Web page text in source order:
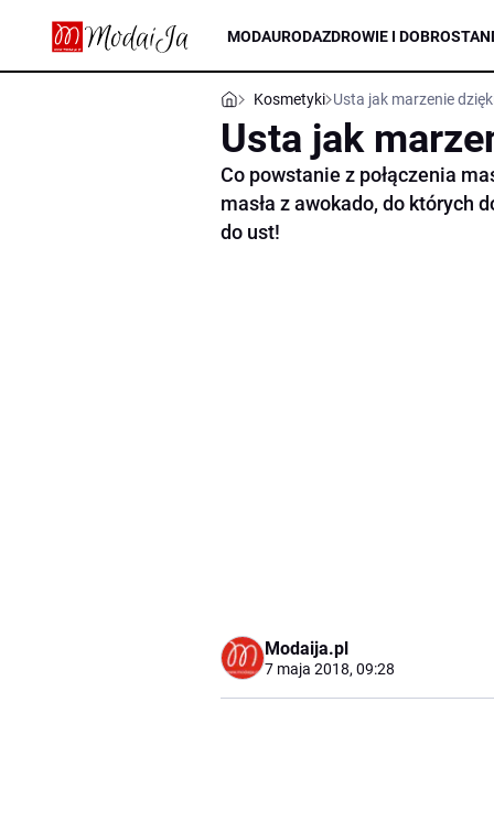
MODAURODAZDROWIE I DOBROSTAN
Kosmetyki Usta jak marzenie
Usta jak
Co powstanie z połączenia
masła z awokado, do których
do ust!
Modaija.pl
7 maja 2018, 09:28